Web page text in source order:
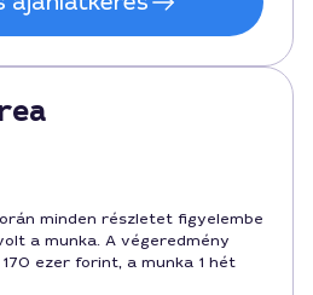
minden részletet figyelembe
a munka. A végeredmény
ezer forint, a munka 1 hét